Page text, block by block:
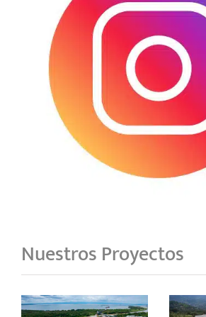
Nuestros Proyectos